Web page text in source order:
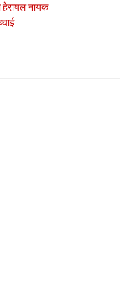
हेरायल नायक